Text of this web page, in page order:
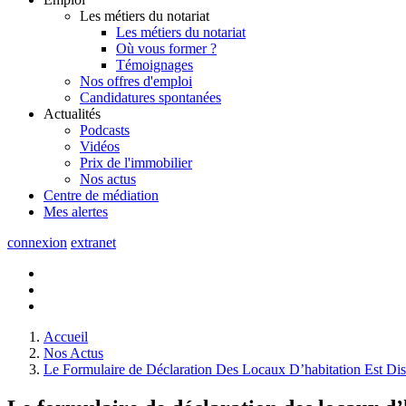
Les métiers du notariat
Les métiers du notariat
Où vous former ?
Témoignages
Nos offres d'emploi
Candidatures spontanées
Actualités
Podcasts
Vidéos
Prix de l'immobilier
Nos actus
Centre de médiation
Mes alertes
connexion extranet
Accueil
Nos Actus
Le Formulaire de Déclaration Des Locaux D’habitation Est